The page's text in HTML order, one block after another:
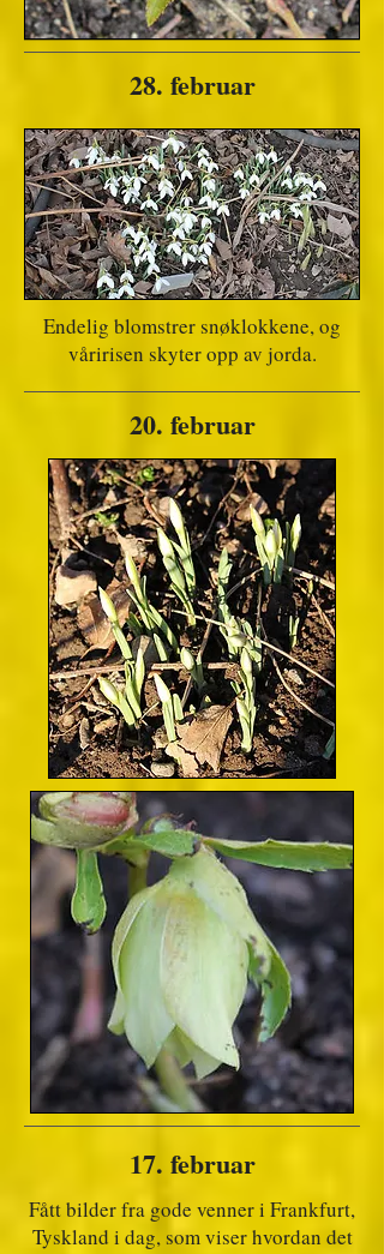
28. februar
Endelig blomstrer snøklokkene, og
våririsen skyter opp av jorda.
20. februar
17. februar
Fått bilder fra gode venner i Frankfurt,
Tyskland i dag, som viser hvordan det